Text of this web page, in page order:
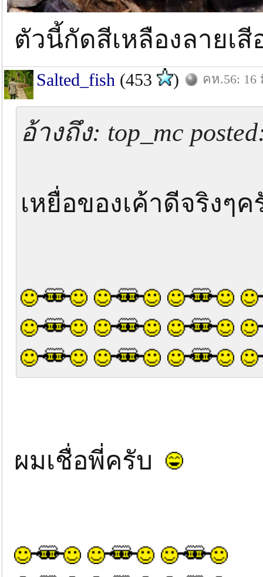
ตัวนี้กัดสีเหลืองลายเสี
Salted_fish (453 ) คห.56: 16
อ้างถึง: top_mc
เหยื่อของเค้าดีจริงๆ
ผมเชื่อพี่ครับ